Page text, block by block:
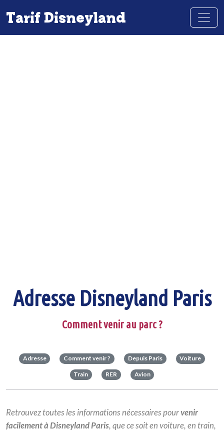
Tarif Disneyland
Adresse Disneyland Paris
Comment venir au parc ?
Adresse Comment venir ? Depuis Paris Voiture
Train RER Avion
Retrouvez toutes les informations nécessaires pourvenir
facilement àDisneyland Paris, que ce soit en voiture, en train,